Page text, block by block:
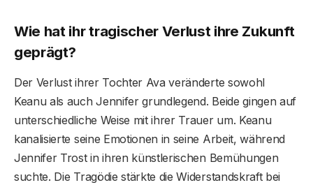
Wie hat ihr tragischer Verlust ihre Zukunft
geprägt?
Der Verlust ihrer Tochter Ava veränderte sowohl
Keanu als auch Jennifer grundlegend. Beide gingen auf
unterschiedliche Weise mit ihrer Trauer um. Keanu
kanalisierte seine Emotionen in seine Arbeit, während
Jennifer Trost in ihren künstlerischen Bemühungen
suchte. Die Tragödie stärkte die Widerstandskraft bei